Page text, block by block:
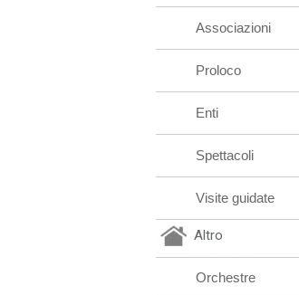
Associazioni
Proloco
Enti
Spettacoli
Visite guidate
Altro
Orchestre